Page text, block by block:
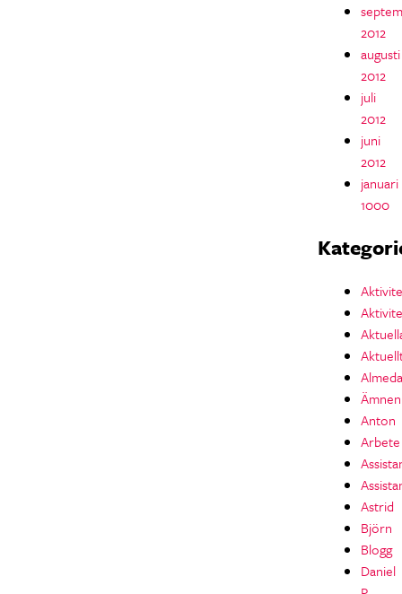
2012
augusti
2012
juli
2012
juni
2012
januari
1000
Ämnen
Anton
Arbete
Astrid
Björn
Blogg
Daniel